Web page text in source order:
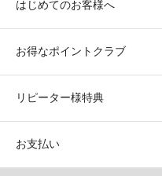
はじめてのお客様へ
お得なポイントクラブ
リピーター様特典
お支払い